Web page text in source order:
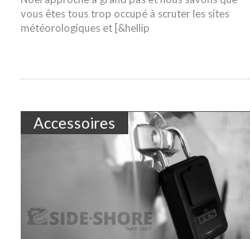
vous êtes tous trop occupé à scruter les sites
météorologiques et [&hellip
Accessoires